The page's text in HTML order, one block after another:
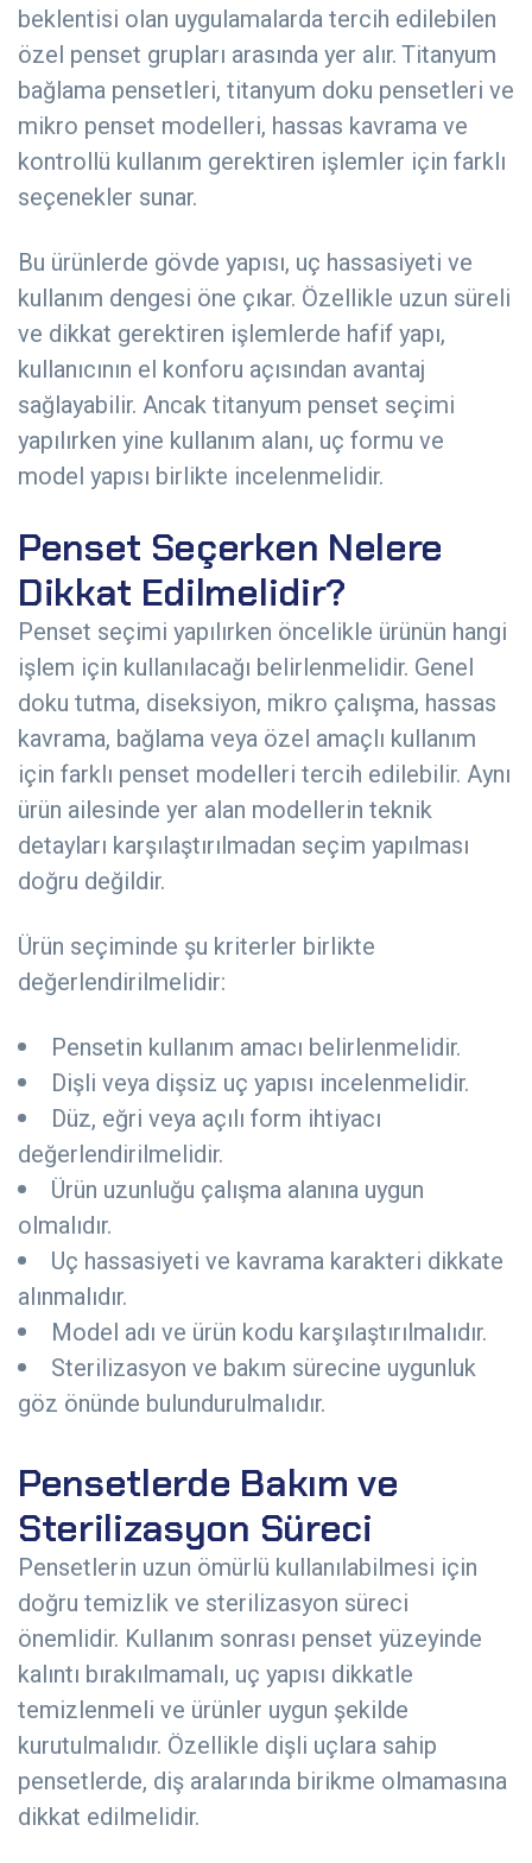
beklentisi olan uygulamalarda tercih edilebilen
özel penset grupları arasında yer alır. Titanyum
bağlama pensetleri, titanyum doku pensetleri ve
mikro penset modelleri, hassas kavrama ve
kontrollü kullanım gerektiren işlemler için farklı
seçenekler sunar.
Bu ürünlerde gövde yapısı, uç hassasiyeti ve
kullanım dengesi öne çıkar. Özellikle uzun süreli
ve dikkat gerektiren işlemlerde hafif yapı,
kullanıcının el konforu açısından avantaj
sağlayabilir. Ancak titanyum penset seçimi
yapılırken yine kullanım alanı, uç formu ve
model yapısı birlikte incelenmelidir.
Penset Seçerken Nelere
Dikkat Edilmelidir?
Penset seçimi yapılırken öncelikle ürünün hangi
işlem için kullanılacağı belirlenmelidir. Genel
doku tutma, diseksiyon, mikro çalışma, hassas
kavrama, bağlama veya özel amaçlı kullanım
için farklı penset modelleri tercih edilebilir. Aynı
ürün ailesinde yer alan modellerin teknik
detayları karşılaştırılmadan seçim yapılması
doğru değildir.
Ürün seçiminde şu kriterler birlikte
değerlendirilmelidir:
Pensetin kullanım amacı belirlenmelidir.
Dişli veya dişsiz uç yapısı incelenmelidir.
Düz, eğri veya açılı form ihtiyacı
değerlendirilmelidir.
Ürün uzunluğu çalışma alanına uygun
olmalıdır.
Uç hassasiyeti ve kavrama karakteri dikkate
alınmalıdır.
Model adı ve ürün kodu karşılaştırılmalıdır.
Sterilizasyon ve bakım sürecine uygunluk
göz önünde bulundurulmalıdır.
Pensetlerde Bakım ve
Sterilizasyon Süreci
Pensetlerin uzun ömürlü kullanılabilmesi için
doğru temizlik ve sterilizasyon süreci
önemlidir. Kullanım sonrası penset yüzeyinde
kalıntı bırakılmamalı, uç yapısı dikkatle
temizlenmeli ve ürünler uygun şekilde
kurutulmalıdır. Özellikle dişli uçlara sahip
pensetlerde, diş aralarında birikme olmamasına
dikkat edilmelidir.